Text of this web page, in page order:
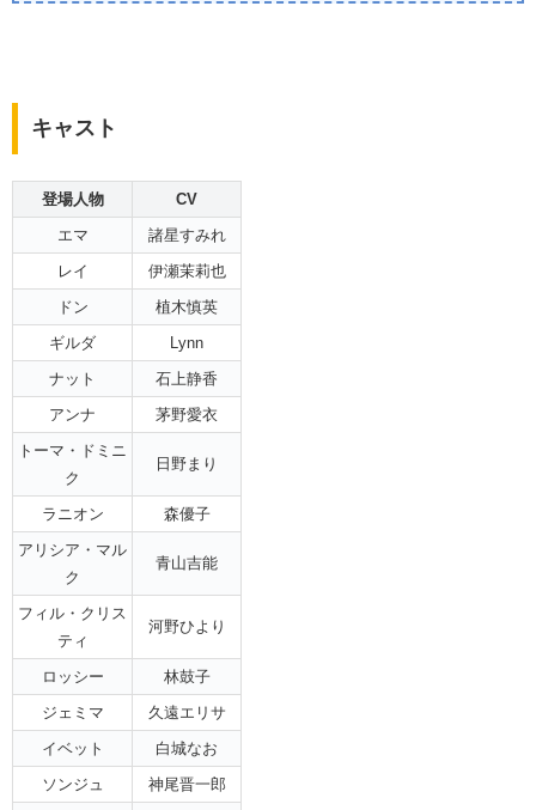
キャスト
登場人物
CV
エマ
諸星すみれ
レイ
伊瀬茉莉也
ドン
植木慎英
ギルダ
Lynn
ナット
石上静香
アンナ
茅野愛衣
トーマ・ドミニ
ク
日野まり
ラニオン
森優子
アリシア・マル
ク
青山吉能
フィル・クリス
ティ
河野ひより
ロッシー
林鼓子
ジェミマ
久遠エリサ
イベット
白城なお
ソンジュ
神尾晋一郎